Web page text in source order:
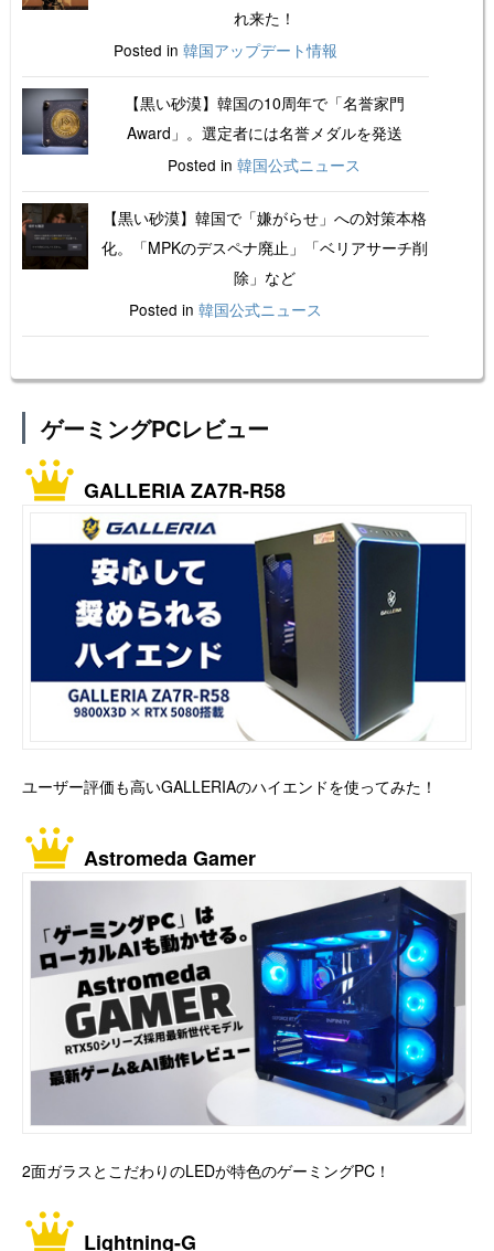
れ来た！
Posted in 韓国アップデート情報
【黒い砂漠】韓国の10周年で「名誉家門
Award」。選定者には名誉メダルを発送
Posted in 韓国公式ニュース
【黒い砂漠】韓国で「嫌がらせ」への対策本格
化。「MPKのデスペナ廃止」「ベリアサーチ削
除」など
Posted in 韓国公式ニュース
ゲーミングPCレビュー
GALLERIA ZA7R-R58
ユーザー評価も高いGALLERIAのハイエンドを使ってみた！
Astromeda Gamer
2面ガラスとこだわりのLEDが特色のゲーミングPC！
Lightning-G